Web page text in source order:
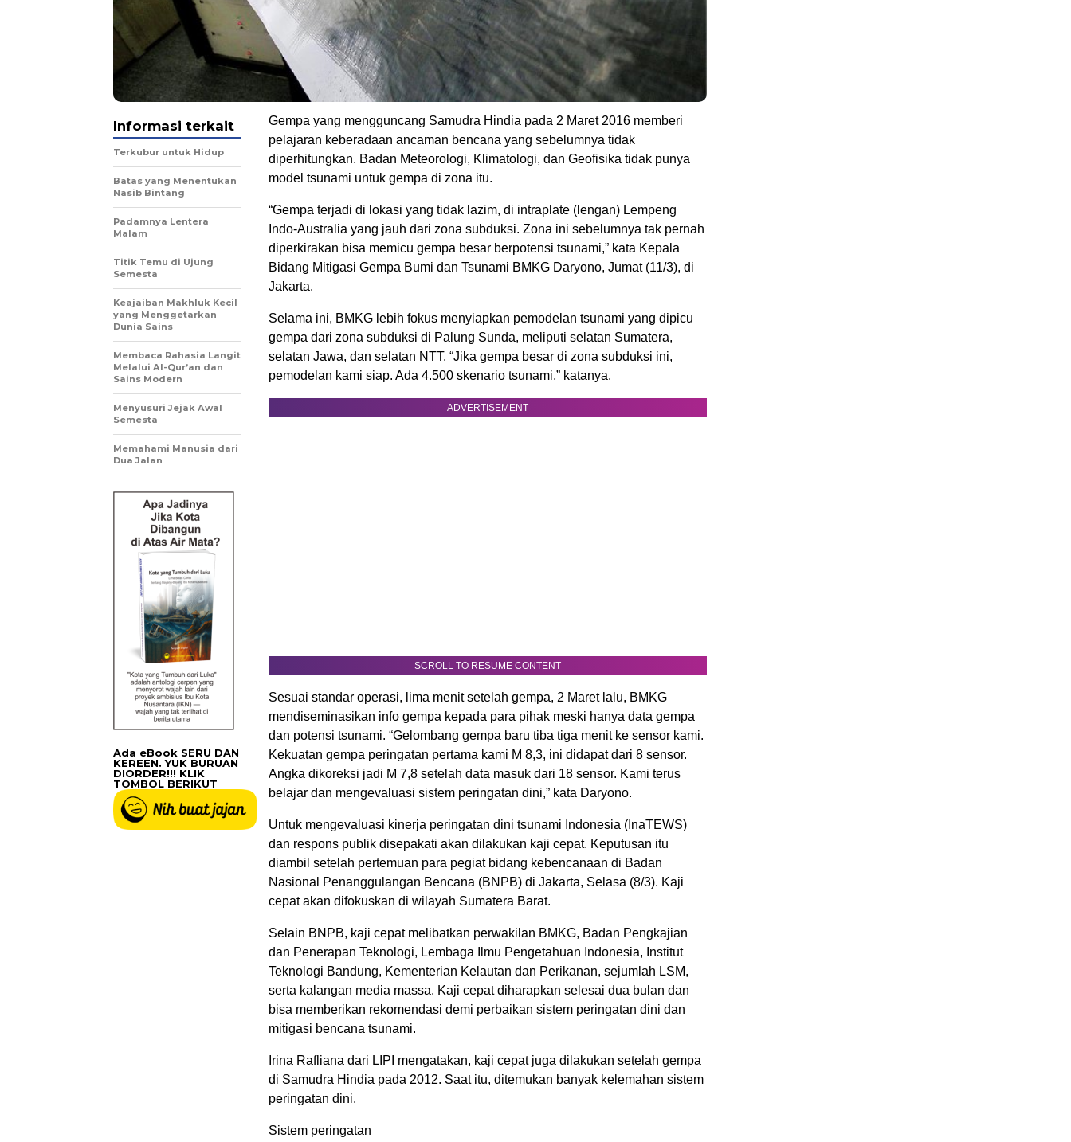
Gempa yang mengguncang Samudra Hindia pada 2 Maret 2016 memberi
pelajaran keberadaan ancaman bencana yang sebelumnya tidak
diperhitungkan. Badan Meteorologi, Klimatologi, dan Geofisika tidak punya
model tsunami untuk gempa di zona itu.
“Gempa terjadi di lokasi yang tidak lazim, di intraplate (lengan) Lempeng
Indo-Australia yang jauh dari zona subduksi. Zona ini sebelumnya tak pernah
diperkirakan bisa memicu gempa besar berpotensi tsunami,” kata Kepala
Bidang Mitigasi Gempa Bumi dan Tsunami BMKG Daryono, Jumat (11/3), di
Jakarta.
Selama ini, BMKG lebih fokus menyiapkan pemodelan tsunami yang dipicu
gempa dari zona subduksi di Palung Sunda, meliputi selatan Sumatera,
selatan Jawa, dan selatan NTT. “Jika gempa besar di zona subduksi ini,
pemodelan kami siap. Ada 4.500 skenario tsunami,” katanya.
ADVERTISEMENT
SCROLL TO RESUME CONTENT
Sesuai standar operasi, lima menit setelah gempa, 2 Maret lalu, BMKG
mendiseminasikan info gempa kepada para pihak meski hanya data gempa
dan potensi tsunami. “Gelombang gempa baru tiba tiga menit ke sensor kami.
Kekuatan gempa peringatan pertama kami M 8,3, ini didapat dari 8 sensor.
Angka dikoreksi jadi M 7,8 setelah data masuk dari 18 sensor. Kami terus
belajar dan mengevaluasi sistem peringatan dini,” kata Daryono.
Untuk mengevaluasi kinerja peringatan dini tsunami Indonesia (InaTEWS)
dan respons publik disepakati akan dilakukan kaji cepat. Keputusan itu
diambil setelah pertemuan para pegiat bidang kebencanaan di Badan
Nasional Penanggulangan Bencana (BNPB) di Jakarta, Selasa (8/3). Kaji
cepat akan difokuskan di wilayah Sumatera Barat.
Selain BNPB, kaji cepat melibatkan perwakilan BMKG, Badan Pengkajian
dan Penerapan Teknologi, Lembaga Ilmu Pengetahuan Indonesia, Institut
Teknologi Bandung, Kementerian Kelautan dan Perikanan, sejumlah LSM,
serta kalangan media massa. Kaji cepat diharapkan selesai dua bulan dan
bisa memberikan rekomendasi demi perbaikan sistem peringatan dini dan
mitigasi bencana tsunami.
Irina Rafliana dari LIPI mengatakan, kaji cepat juga dilakukan setelah gempa
di Samudra Hindia pada 2012. Saat itu, ditemukan banyak kelemahan sistem
peringatan dini.
Sistem peringatan
Informasi terkait
Terkubur untuk Hidup
Batas yang Menentukan
Nasib Bintang
Padamnya Lentera
Malam
Titik Temu di Ujung
Semesta
Keajaiban Makhluk Kecil
yang Menggetarkan
Dunia Sains
Membaca Rahasia Langit
Melalui Al-Qur’an dan
Sains Modern
Menyusuri Jejak Awal
Semesta
Memahami Manusia dari
Dua Jalan
Ada eBook SERU DAN
KEREEN. YUK BURUAN
DIORDER!!! KLIK
TOMBOL BERIKUT